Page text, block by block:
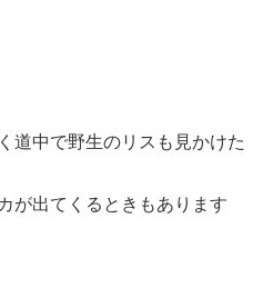
道中で野生のリスも見かけた
が出てくるときもあります